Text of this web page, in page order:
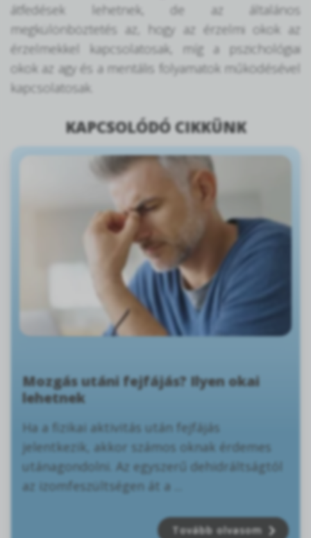
átfedések lehetnek, de az általános
megkülönböztetés az, hogy az érzelmi okok az
érzelmekkel kapcsolatosak, míg a pszichológiai
okok az agy és a mentális folyamatok működésével
kapcsolatosak.
KAPCSOLÓDÓ CIKKÜNK
Mozgás utáni fejfájás? Ilyen okai
lehetnek
Ha a fizikai aktivitás után fejfájás
jelentkezik, akkor számos oknak érdemes
utánagondolni. Az egyszerű dehidráltságtól
az izomfeszültségen át a ...
Tovább olvasom